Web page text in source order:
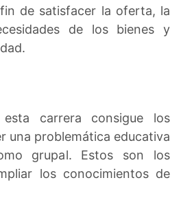
de satisfacer la oferta, la
de los bienes y
carrera consigue los
una problemática educativa
grupal. Estos son los
los conocimientos de